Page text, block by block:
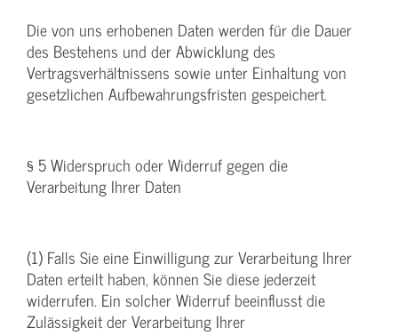
Die von uns erhobenen Daten werden für die Dauer
des Bestehens und der Abwicklung des
Vertragsverhältnissens sowie unter Einhaltung von
gesetzlichen Aufbewahrungsfristen gespeichert.
§ 5 Widerspruch oder Widerruf gegen die
Verarbeitung Ihrer Daten
(1) Falls Sie eine Einwilligung zur Verarbeitung Ihrer
Daten erteilt haben, können Sie diese jederzeit
widerrufen. Ein solcher Widerruf beeinflusst die
Zulässigkeit der Verarbeitung Ihrer